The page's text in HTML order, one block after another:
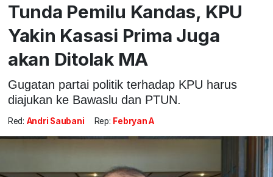
Tunda Pemilu Kandas, KPU
Yakin Kasasi Prima Juga
akan Ditolak MA
Gugatan partai politik terhadap KPU harus
diajukan ke Bawaslu dan PTUN.
Red: Andri Saubani Rep: Febryan A